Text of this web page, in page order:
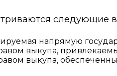
следующие
напрямую
выкупа,
выкупа,